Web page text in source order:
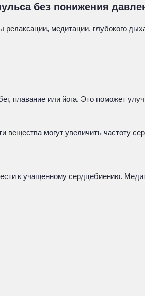
без понижения
медитации, глубокого
плавание или йога. Это поможет
вещества могут увеличить
к учащенному сердцебиению.